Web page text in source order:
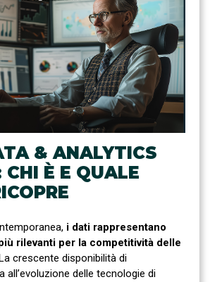
& ANALYTICS
CHI È E QUALE
i dati rappresentano
rilevanti per la competitività delle
crescente disponibilità di
all’evoluzione delle tecnologie di